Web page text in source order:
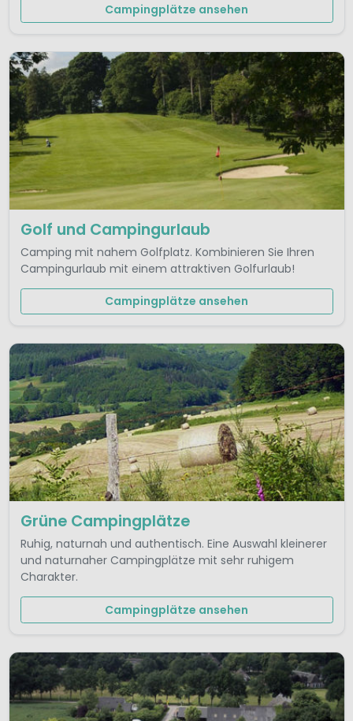
Campingplätze ansehen
Golf und Campingurlaub
Camping mit nahem Golfplatz. Kombinieren Sie Ihren
Campingurlaub mit einem attraktiven Golfurlaub!
Campingplätze ansehen
Grüne Campingplätze
Ruhig, naturnah und authentisch. Eine Auswahl kleinerer
und naturnaher Campingplätze mit sehr ruhigem
Charakter.
Campingplätze ansehen